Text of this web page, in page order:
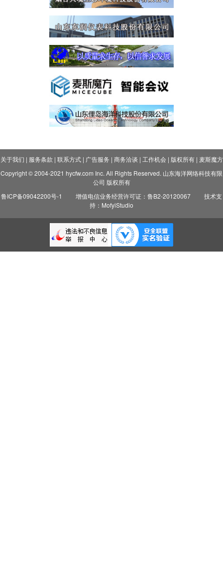
关于我们 | 服务条款 | 联系方式| 广告服务 | 商务洽谈 | 工作机会| 版权所有| 麦斯魔方
Copyright © 2004-2021 hycfw.com Inc. All Rights Reserved. 山东海洋网络科技有限
公司 版权所有
鲁ICP备09042200号-1
增值电信业务经营许可证：鲁B2-20120067
技术支
持：MofyiStudio